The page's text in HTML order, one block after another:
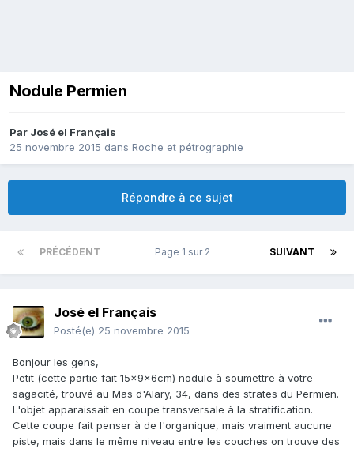
Nodule Permien
Par José el Français
25 novembre 2015 dans Roche et pétrographie
Répondre à ce sujet
PRÉCÉDENT SUIVANT
Page 1 sur 2
José el Français
Posté(e) 25 novembre 2015
Bonjour les gens,
Petit (cette partie fait 15x9x6cm) nodule à soumettre à votre
sagacité, trouvé au Mas d'Alary, 34, dans des strates du Permien.
L'objet apparaissait en coupe transversale à la stratification.
Cette coupe fait penser à de l'organique, mais vraiment aucune
piste, mais dans le même niveau entre les couches on trouve des